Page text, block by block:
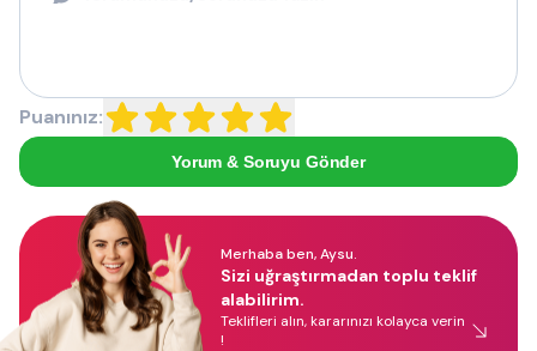
Puanınız:
Yorum & Soruyu Gönder
Merhaba ben, Aysu.
Sizi uğraştırmadan toplu teklif
alabilirim.
Teklifleri alın, kararınızı kolayca verin
!